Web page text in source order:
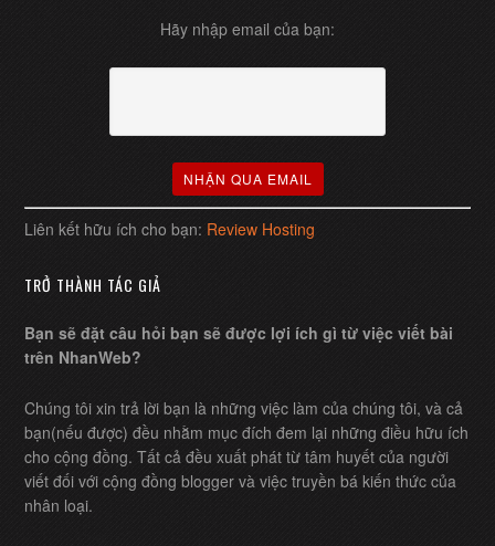
Hãy nhập email của bạn:
Liên kết hữu ích cho bạn: Review Hosting
TRỞ THÀNH TÁC GIẢ
Bạn sẽ đặt câu hỏi bạn sẽ được lợi ích gì từ việc viết bài
trên NhanWeb?
Chúng tôi xin trả lời bạn là những việc làm của chúng tôi, và cả
bạn(nếu được) đều nhằm mục đích đem lại những điều hữu ích
cho cộng đồng. Tất cả đều xuất phát từ tâm huyết của người
viết đối với cộng đồng blogger và việc truyền bá kiến thức của
nhân loại.